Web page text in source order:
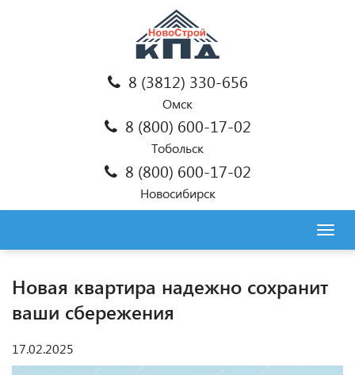
8 (3812) 330-656
Омск
8 (800) 600-17-02
Тобольск
8 (800) 600-17-02
Новосибирск
Новая квартира надежно сохранит
ваши сбережения
17.02.2025